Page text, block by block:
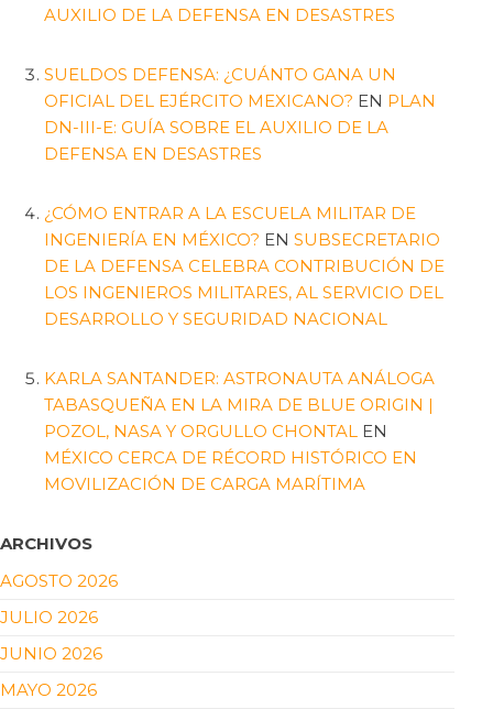
AUXILIO DE LA DEFENSA EN DESASTRES
SUELDOS DEFENSA: ¿CUÁNTO GANA UN
OFICIAL DEL EJÉRCITO MEXICANO? EN PLAN
DN-III-E: GUÍA SOBRE EL AUXILIO DE LA
DEFENSA EN DESASTRES
¿CÓMO ENTRAR A LA ESCUELA MILITAR DE
INGENIERÍA EN MÉXICO? EN SUBSECRETARIO
DE LA DEFENSA CELEBRA CONTRIBUCIÓN DE
LOS INGENIEROS MILITARES, AL SERVICIO DEL
DESARROLLO Y SEGURIDAD NACIONAL
KARLA SANTANDER: ASTRONAUTA ANÁLOGA
TABASQUEÑA EN LA MIRA DE BLUE ORIGIN |
POZOL, NASA Y ORGULLO CHONTAL EN
MÉXICO CERCA DE RÉCORD HISTÓRICO EN
MOVILIZACIÓN DE CARGA MARÍTIMA
ARCHIVOS
AGOSTO 2026
JULIO 2026
JUNIO 2026
MAYO 2026